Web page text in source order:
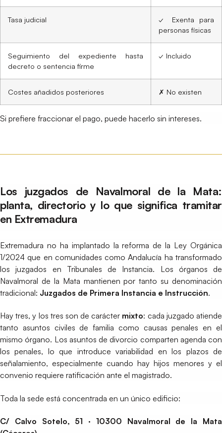
Tasa judicial
✓ Exenta para
personas físicas
Seguimiento del expediente hasta
decreto o sentencia firme
✓ Incluido
Costes añadidos posteriores ✗ No existen
Si prefiere fraccionar el pago, puede hacerlo sin intereses.
Los juzgados de Navalmoral de la Mata:
planta, directorio y lo que significa tramitar
en Extremadura
Extremadura no ha implantado la reforma de la Ley Orgánica
1/2024 que en comunidades como Andalucía ha transformado
los juzgados en Tribunales de Instancia. Los órganos de
Navalmoral de la Mata mantienen por tanto su denominación
tradicional: Juzgados de Primera Instancia e Instrucción.
Hay tres, y los tres son de carácter mixto: cada juzgado atiende
tanto asuntos civiles de familia como causas penales en el
mismo órgano. Los asuntos de divorcio comparten agenda con
los penales, lo que introduce variabilidad en los plazos de
señalamiento, especialmente cuando hay hijos menores y el
convenio requiere ratificación ante el magistrado.
Toda la sede está concentrada en un único edificio:
C/ Calvo Sotelo, 51 · 10300 Navalmoral de la Mata